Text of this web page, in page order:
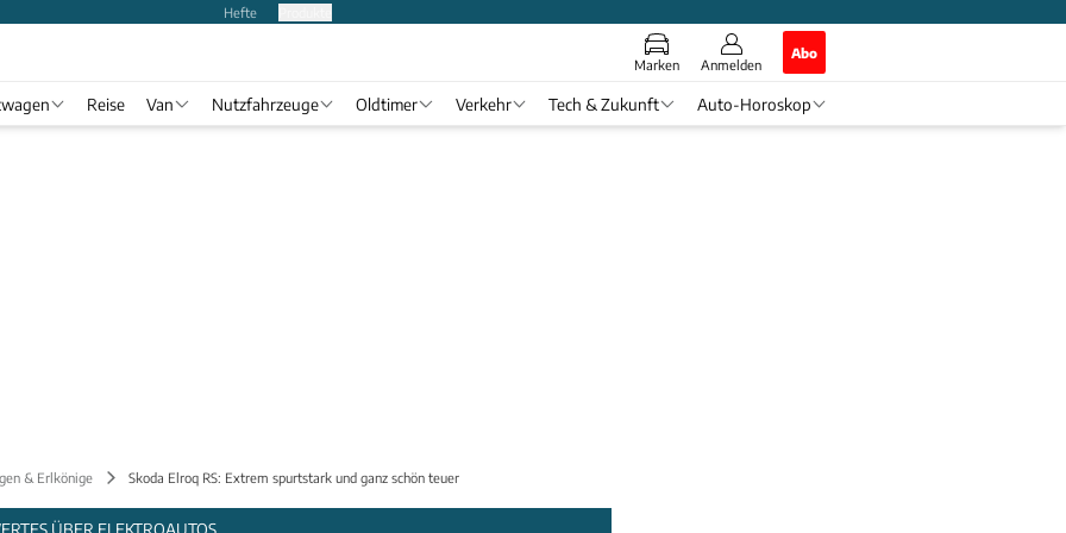
Hefte
Marken Anmelden
Abo
Reise Van Nutzfahrzeuge Oldtimer Verkehr Tech & Zukunft Auto-Horoskop
& Erlkönige Skoda Elroq RS: Extrem spurtstark und ganz schön teuer
ÜBER ELEKTROAUTOS